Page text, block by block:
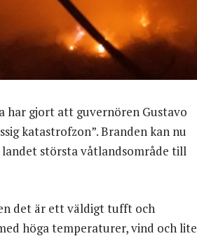
har gjort att guvernören Gustavo
katastrofzon”. Branden kan nu
största våtlandsområde till
det är ett väldigt tufft och
höga temperaturer, vind och lite